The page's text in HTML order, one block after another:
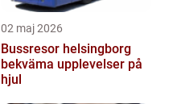
02 maj 2026
Bussresor helsingborg
bekväma upplevelser på
hjul